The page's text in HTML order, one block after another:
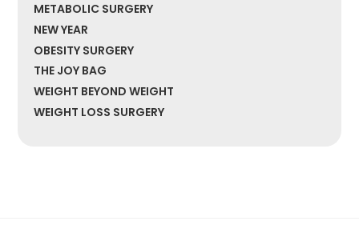
METABOLIC SURGERY
NEW YEAR
OBESITY SURGERY
THE JOY BAG
WEIGHT BEYOND WEIGHT
WEIGHT LOSS SURGERY